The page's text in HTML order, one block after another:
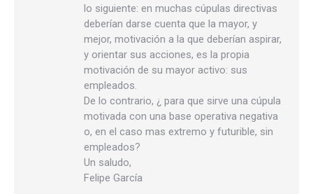
lo siguiente: en muchas cúpulas directivas
deberían darse cuenta que la mayor, y
mejor, motivación a la que deberían aspirar,
y orientar sus acciones, es la propia
motivación de su mayor activo: sus
empleados.
De lo contrario, ¿ para que sirve una cúpula
motivada con una base operativa negativa
o, en el caso mas extremo y futurible, sin
empleados?
Un saludo,
Felipe García